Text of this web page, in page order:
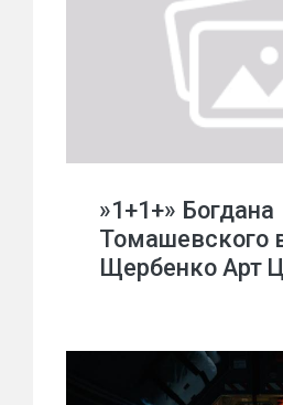
»1+1+» Богдана
Томашевского
Щербенко Арт